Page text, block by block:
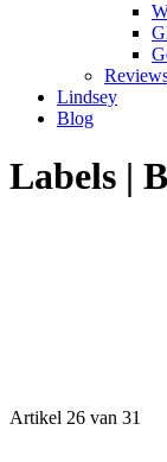
Lindsey
Blog
Labels |
Artikel 26 van 31